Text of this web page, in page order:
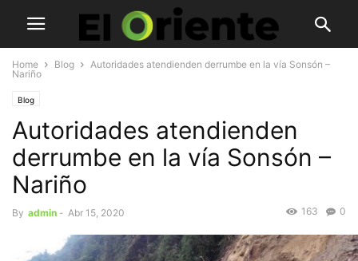
Home Blog
Autoridades atendienden derrumbe en la vía Sonsón –
Nariño
Blog
Autoridades atendienden
derrumbe en la vía Sonsón –
Nariño
By admin - Abr 15, 2020 0
163